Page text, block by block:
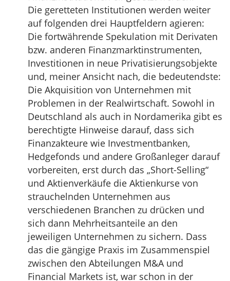
Die geretteten Institutionen werden weiter
auf folgenden drei Hauptfeldern agieren:
Die fortwährende Spekulation mit Derivaten
bzw. anderen Finanzmarktinstrumenten,
Investitionen in neue Privatisierungsobjekte
und, meiner Ansicht nach, die bedeutendste:
Die Akquisition von Unternehmen mit
Problemen in der Realwirtschaft. Sowohl in
Deutschland als auch in Nordamerika gibt es
berechtigte Hinweise darauf, dass sich
Finanzakteure wie Investmentbanken,
Hedgefonds und andere Großanleger darauf
vorbereiten, erst durch das „Short-Selling“
und Aktienverkäufe die Aktienkurse von
strauchelnden Unternehmen aus
verschiedenen Branchen zu drücken und
sich dann Mehrheitsanteile an den
jeweiligen Unternehmen zu sichern. Dass
das die gängige Praxis im Zusammenspiel
zwischen den Abteilungen M&A und
Financial Markets ist, war schon in der